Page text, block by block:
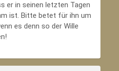
er in seinen letzten Tagen
ist. Bitte betet für ihn um
es denn so der Wille